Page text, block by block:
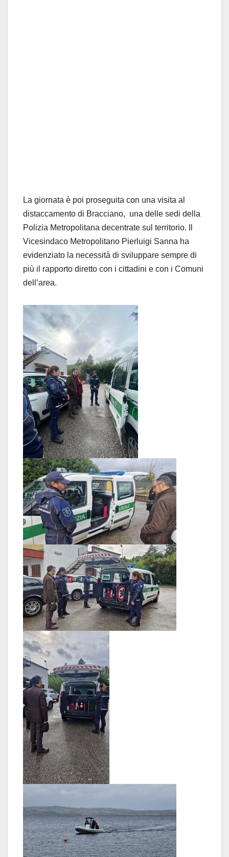
La giornata è poi proseguita con una visita al
distaccamento di Bracciano, una delle sedi della
Polizia Metropolitana decentrate sul territorio. Il
Vicesindaco Metropolitano Pierluigi Sanna ha
evidenziato la necessità di sviluppare sempre di
più il rapporto diretto con i cittadini e con i Comuni
dell’area.